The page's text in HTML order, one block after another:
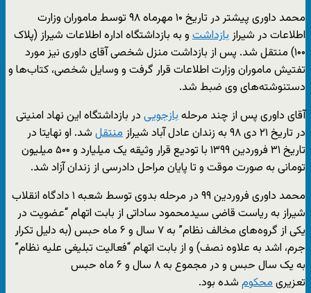
محمد داوری پیشتر در تاریخ ۱۰ مهرماه ۹۸ توسط ماموران وزارت
اطلاعات در شیرازبازداشت و به بازداشتگاه اداره اطلاعات شیراز (پلاک
۱۰۰) منتقل شد. پس از بازداشت منزل شخصی آقای داوری نیز مورد
تفتیش ماموران وزارت اطلاعات قرار گرفت و وسایل شخصی، کتاب‌ها و
دستنوشته‌های وی ضبط شد.
آقای داوری پس از چند مرحلهبازجویی در بازداشتگاه این نهاد امنیتی
در تاریخ ۲۱ دی ۹۸ به زندان عادل آباد شیراز
منتقل شد. او نهایتا در
تاریخ ۳۱ فروردین ۱۳۹۹ با تودیع قرار وثیقه یک میلیارد و ۵۰۰ میلیون
تومانی به صورت موقت و تا پایان مراحل دادرسی از زندان آزاد شد.
محمد داوری فروردین ۹۹ در مرحله بدوی توسط شعبه ۱ دادگاه انقلاب
شیراز به ریاست قاضی سیدمحمود ساداتی از بابت اتهام “عضویت در
یکی از گروه‌های مخالف نظام” به ۷ سال و ۶ ماه حبس (به دلیل تکرار
جرم، اشد به علاوه نصف) و از بابت اتهام “فعالیت تبلیغی علیه نظام”
به یک سال حبس و در مجموع به ۸ سال و ۶ ماه حبس
تعزیریمحکوم شده بود.